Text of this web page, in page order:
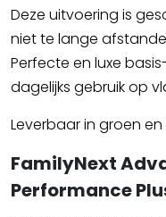
Deze uitvoering is
niet te lange
Perfecte en luxe
dagelijks gebruik op
Leverbaar in groen en
FamilyNext
Performance